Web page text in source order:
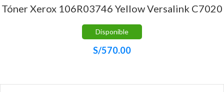
Tóner Xerox 106R03746 Yellow Versalink C7020
Disponible
S/570.00